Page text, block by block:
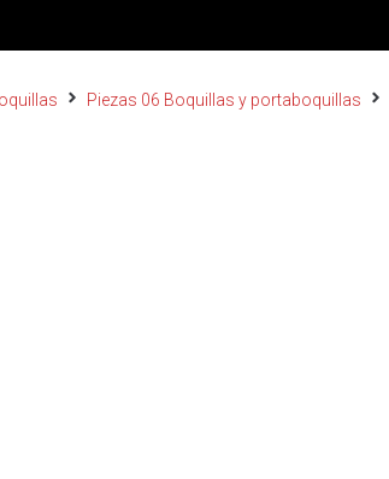
Piezas 06 Boquillas y portaboquillas